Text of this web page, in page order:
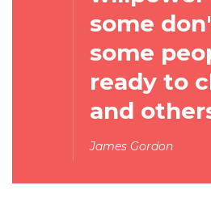
some
some
ready to
and
James Gordon